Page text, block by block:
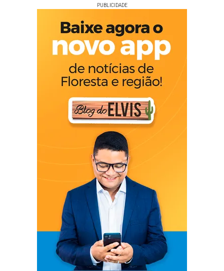
PUBLICIDADE